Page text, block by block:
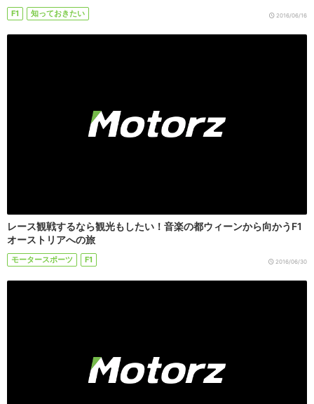
F1 知っておきたい 2016/06/16
レース観戦するなら観光もしたい！音楽の都ウィーンから向かうF1
オーストリアへの旅
モータースポーツ F1 2016/06/30